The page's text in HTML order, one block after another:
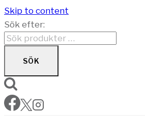
Skip to content
Sök efter:
SÖK